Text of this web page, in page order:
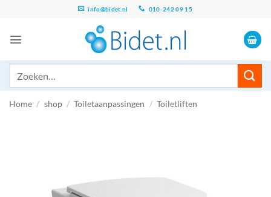
inhoud
info@bidet.nl 010-242 09 15
Home / shop / Toiletaanpassingen / Toiletliften